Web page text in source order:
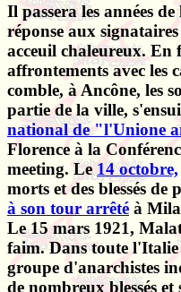
Il passera les années
réponse aux
acceuil chaleureux.
affrontements avec les
comble, à Ancône, les
partie de la ville,
national de "l'Unione
Florence à la
meeting. Le14 octobre,
morts et des blessés
à son tour arrêté à
Le 15 mars 1921,
faim. Dans toute l'Italie
groupe d'anarchistes
de nombreux blessés